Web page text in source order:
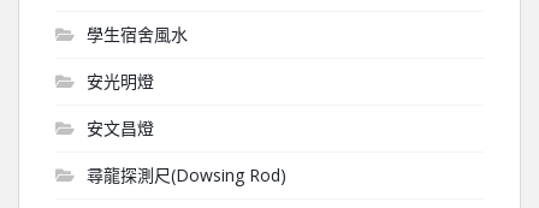
學生宿舍風水
安光明燈
安文昌燈
尋龍探測尺(Dowsing Rod)